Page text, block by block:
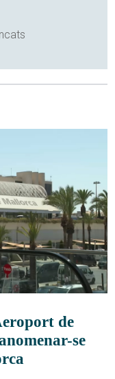
de
se